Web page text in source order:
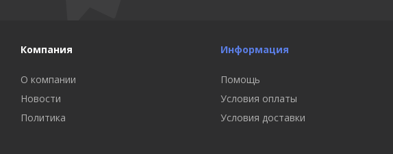
Компания
О компании
Новости
Политика
Информация
Помощь
Условия оплаты
Условия доставки